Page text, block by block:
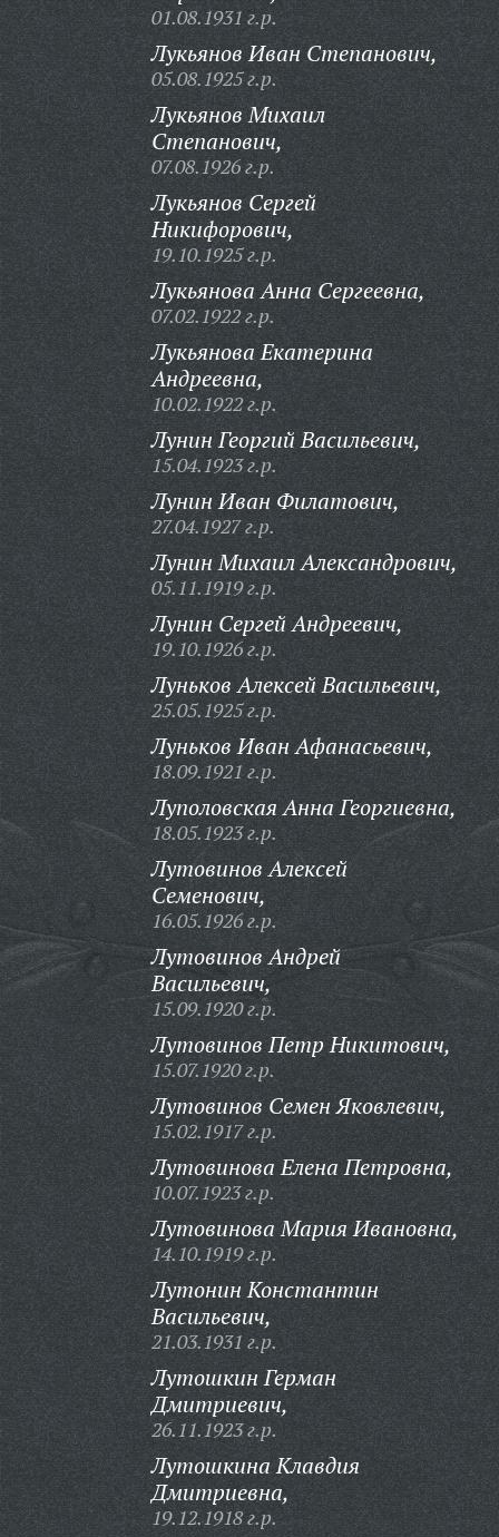
01.08.1931 г.р.
Лукьянов Иван Степанович,
05.08.1925 г.р.
Лукьянов Михаил
Степанович,
07.08.1926 г.р.
Лукьянов Сергей
Никифорович,
19.10.1925 г.р.
Лукьянова Анна Сергеевна,
07.02.1922 г.р.
Лукьянова Екатерина
Андреевна,
10.02.1922 г.р.
Лунин Георгий Васильевич,
15.04.1923 г.р.
Лунин Иван Филатович,
27.04.1927 г.р.
Лунин Михаил Александрович,
05.11.1919 г.р.
Лунин Сергей Андреевич,
19.10.1926 г.р.
Луньков Алексей Васильевич,
25.05.1925 г.р.
Луньков Иван Афанасьевич,
18.09.1921 г.р.
Луполовская Анна Георгиевна,
18.05.1923 г.р.
Лутовинов Алексей
Семенович,
16.05.1926 г.р.
Лутовинов Андрей
Васильевич,
15.09.1920 г.р.
Лутовинов Петр Никитович,
15.07.1920 г.р.
Лутовинов Семен Яковлевич,
15.02.1917 г.р.
Лутовинова Елена Петровна,
10.07.1923 г.р.
Лутовинова Мария Ивановна,
14.10.1919 г.р.
Лутонин Константин
Васильевич,
21.03.1931 г.р.
Лутошкин Герман
Дмитриевич,
26.11.1923 г.р.
Лутошкина Клавдия
Дмитриевна,
19.12.1918 г.р.